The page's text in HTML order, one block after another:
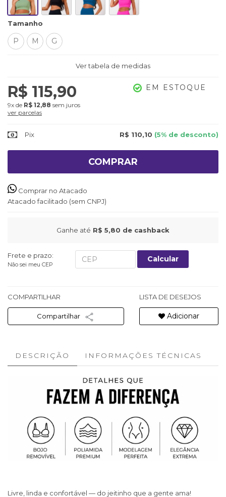
Tamanho
P M G
Ver tabela de medidas
R$ 115,90
9x de R$ 12,88 sem juros
ver parcelas
EM ESTOQUE
Pix R$ 110,10 (5% de desconto)
COMPRAR
Comprar no Atacado
Atacado facilitado (sem CNPJ)
Ganhe até R$ 5,80 de cashback
Frete e prazo:
Não sei meu CEP
Calcular
COMPARTILHAR
Compartilhar
LISTA DE DESEJOS
Adicionar
DESCRIÇÃO INFORMAÇÕES TÉCNICAS
Livre, linda e confortável — do jeitinho que a gente ama!